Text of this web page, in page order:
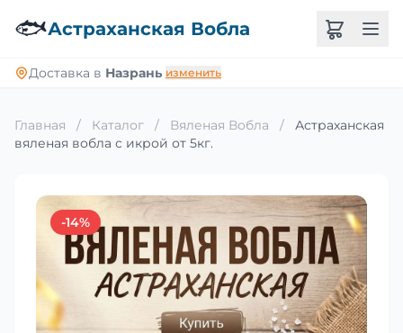
🐟Астраханская Вобла
Доставка в Назрань изменить
Главная / Каталог / Вяленая Вобла /
Астраханская
вяленая вобла с икрой от 5кг.
-14%